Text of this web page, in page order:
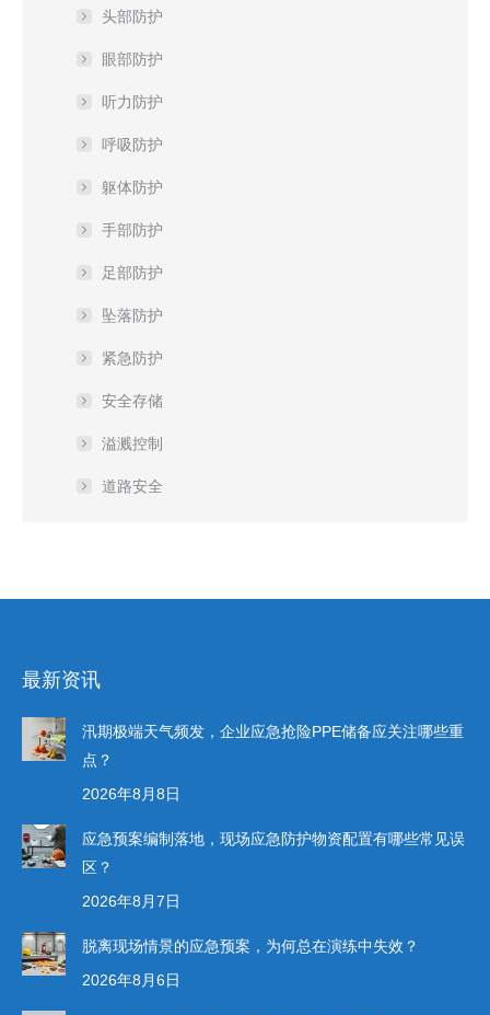
头部防护
眼部防护
听力防护
呼吸防护
躯体防护
手部防护
足部防护
坠落防护
紧急防护
安全存储
溢溅控制
道路安全
最新资讯
汛期极端天气频发，企业应急抢险PPE储备应关注哪些重
点？
2026年8月8日
应急预案编制落地，现场应急防护物资配置有哪些常见误
区？
2026年8月7日
脱离现场情景的应急预案，为何总在演练中失效？
2026年8月6日